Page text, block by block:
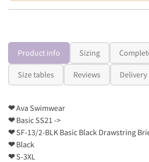
Product info Sizing
Size tables Reviews Delivery
❤Ava Swimwear
❤Basic SS21 ->
❤SF-13/2-BLK Basic Black Drawstring
❤Black
❤S-3XL